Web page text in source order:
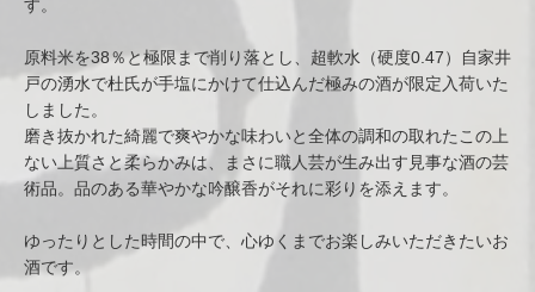
す。
原料米を38％と極限まで削り落とし、超軟水（硬度0.47）自家井
戸の湧水で杜氏が手塩にかけて仕込んだ極みの酒が限定入荷いた
しました。
磨き抜かれた綺麗で爽やかな味わいと全体の調和の取れたこの上
ない上質さと柔らかみは、まさに職人芸が生み出す見事な酒の芸
術品。品のある華やかな吟醸香がそれに彩りを添えます。
ゆったりとした時間の中で、心ゆくまでお楽しみいただきたいお
酒です。